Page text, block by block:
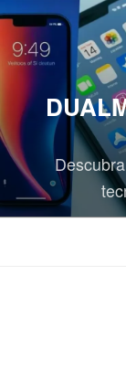
Saltar
contenido